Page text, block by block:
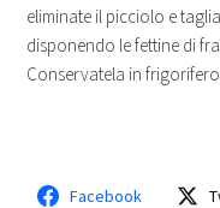
eliminate il picciolo e
disponendo le fettine di
Conservatela in
Facebook